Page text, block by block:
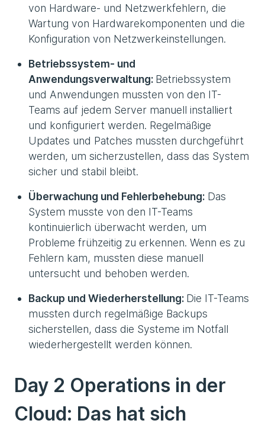
von Hardware- und Netzwerkfehlern, die
Wartung von Hardwarekomponenten und die
Konfiguration von Netzwerkeinstellungen.
Betriebssystem- und
Anwendungsverwaltung: Betriebssystem
und Anwendungen mussten von den IT-
Teams auf jedem Server manuell installiert
und konfiguriert werden. Regelmäßige
Updates und Patches mussten durchgeführt
werden, um sicherzustellen, dass das System
sicher und stabil bleibt.
Überwachung und Fehlerbehebung: Das
System musste von den IT-Teams
kontinuierlich überwacht werden, um
Probleme frühzeitig zu erkennen. Wenn es zu
Fehlern kam, mussten diese manuell
untersucht und behoben werden.
Backup und Wiederherstellung: Die IT-Teams
mussten durch regelmäßige Backups
sicherstellen, dass die Systeme im Notfall
wiederhergestellt werden können.
Day 2 Operations in der
Cloud: Das hat sich